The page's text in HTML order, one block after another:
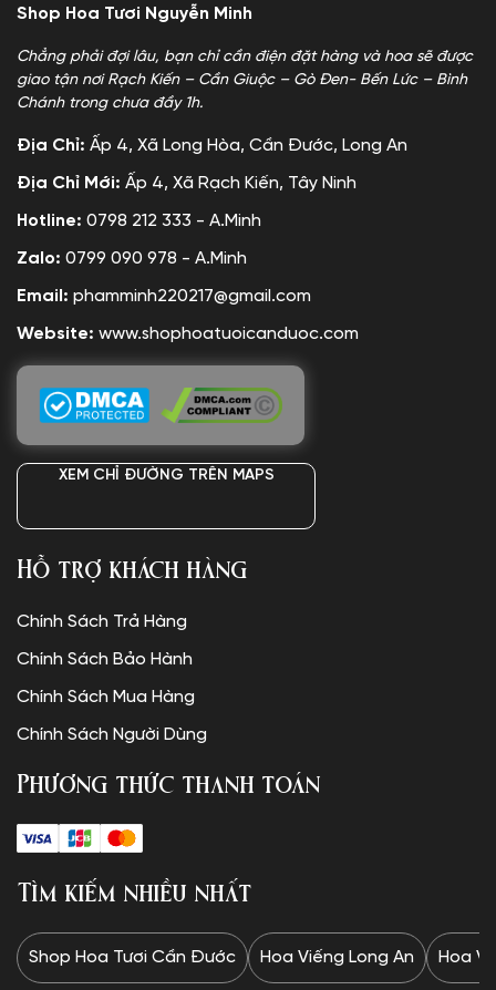
Shop Hoa Tươi Nguyễn Minh
Chẳng phải đợi lâu, bạn chỉ cần điện đặt hàng và hoa sẽ được
giao tận nơi Rạch Kiến – Cần Giuộc – Gò Đen- Bến Lức – Bình
Chánh trong chưa đầy 1h.
Địa Chỉ: Ấp 4, Xã Long Hòa, Cần Đước, Long An
Địa Chỉ Mới: Ấp 4, Xã Rạch Kiến, Tây Ninh
Hotline: 0798 212 333 - A.Minh
Zalo: 0799 090 978 - A.Minh
Email: phamminh220217@gmail.com
Website: www.shophoatuoicanduoc.com
XEM CHỈ ĐƯỜNG TRÊN MAPS
Hỗ trợ khách hàng
Chính Sách Trả Hàng
Chính Sách Bảo Hành
Chính Sách Mua Hàng
Chính Sách Người Dùng
Phương thức thanh toán
Tìm kiếm nhiều nhất
Shop Hoa Tươi Cần Đước Hoa Viếng Long An Hoa